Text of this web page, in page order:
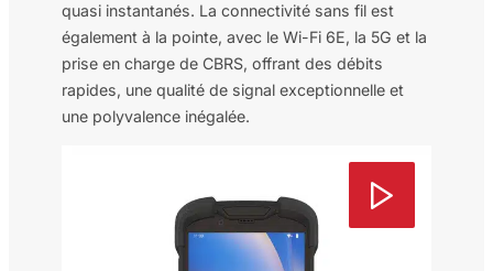
quasi instantanés. La connectivité sans fil est
également à la pointe, avec le Wi-Fi 6E, la 5G et la
prise en charge de CBRS, offrant des débits
rapides, une qualité de signal exceptionnelle et
une polyvalence inégalée.